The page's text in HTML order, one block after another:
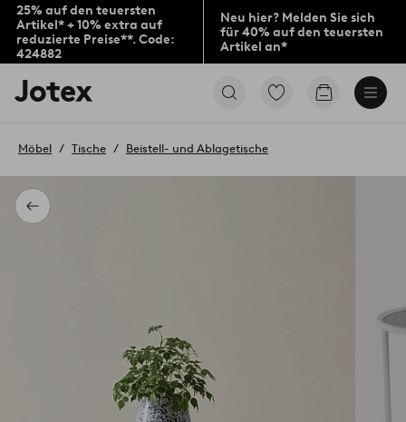
25% auf den teuersten
Artikel* + 10% extra auf
reduzierte Preise**. Code:
424882
Neu hier? Melden Sie sich
für 40% auf den teuersten
Artikel an*
Jotex-
Logo
Startseite
Zu
Produkten
Zum
Zurück
Möbel Tische Beistell- und Ablagetische